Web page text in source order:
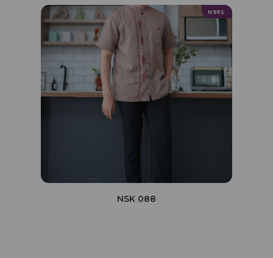
N’BRS
NSK 088